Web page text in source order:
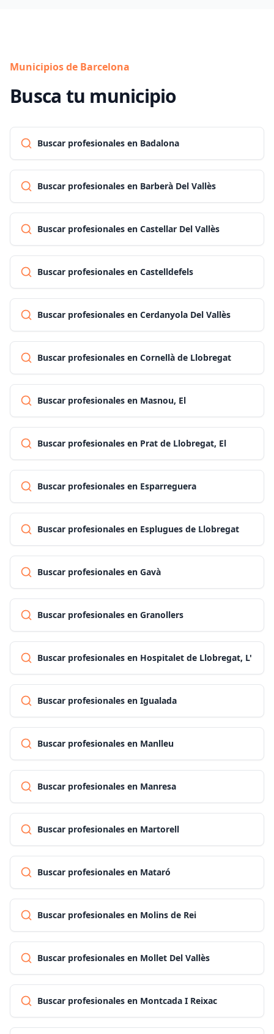
Municipios de Barcelona
Busca tu municipio
Buscar profesionales en Badalona
Buscar profesionales en Barberà Del Vallès
Buscar profesionales en Castellar Del Vallès
Buscar profesionales en Castelldefels
Buscar profesionales en Cerdanyola Del Vallès
Buscar profesionales en Cornellà de Llobregat
Buscar profesionales en Masnou, El
Buscar profesionales en Prat de Llobregat, El
Buscar profesionales en Esparreguera
Buscar profesionales en Esplugues de Llobregat
Buscar profesionales en Gavà
Buscar profesionales en Granollers
Buscar profesionales en Hospitalet de Llobregat, L'
Buscar profesionales en Igualada
Buscar profesionales en Manlleu
Buscar profesionales en Manresa
Buscar profesionales en Martorell
Buscar profesionales en Mataró
Buscar profesionales en Molins de Rei
Buscar profesionales en Mollet Del Vallès
Buscar profesionales en Montcada I Reixac